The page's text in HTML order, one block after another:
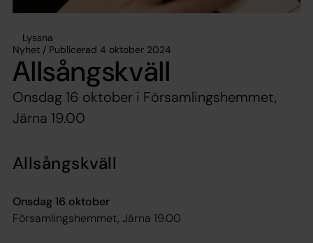
Lyssna
Nyhet / Publicerad 4 oktober 2024
Allsångskväll
Onsdag 16 oktober i Församlingshemmet,
Järna 19.00
Allsångskväll
Onsdag 16 oktober
Församlingshemmet, Järna 19.00